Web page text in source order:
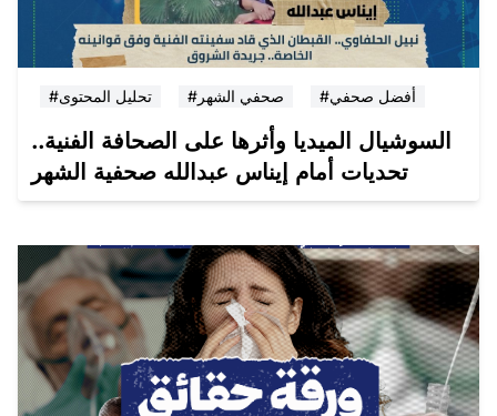
#تحليل المحتوى #صحفي الشهر #أفضل صحفي
السوشيال الميديا وأثرها على الصحافة الفنية..
تحديات أمام إيناس عبدالله صحفية الشهر